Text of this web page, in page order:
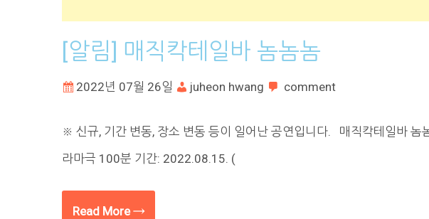
[알림] 매직칵테일바 놈놈놈
2022년 07월 26일 juheon hwang comment
※ 신규, 기간 변동, 장소 변동 등이 일어난 공연입니다. 매직칵테일바
라마극 100분 기간: 2022.08.15. (
Read More →